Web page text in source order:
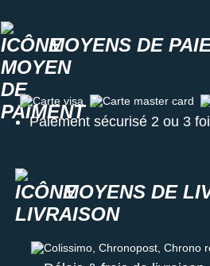
MOYENS DE
Carte visa Carte master card
Paiement sécurisé 2 ou 3
MOYENS DE
Colissimo, Chronopost, Chrono